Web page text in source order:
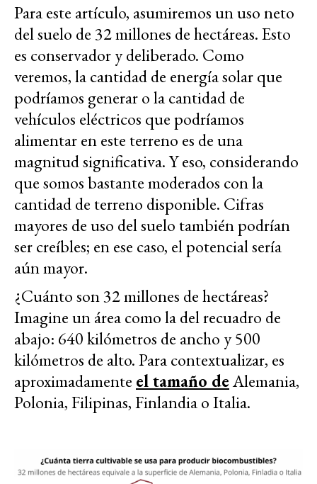
Para este artículo, asumiremos un uso neto
del suelo de 32 millones de hectáreas. Esto
es conservador y deliberado. Como
veremos, la cantidad de energía solar que
podríamos generar o la cantidad de
vehículos eléctricos que podríamos
alimentar en este terreno es de una
magnitud significativa. Y eso, considerando
que somos bastante moderados con la
cantidad de terreno disponible. Cifras
mayores de uso del suelo también podrían
ser creíbles; en ese caso, el potencial sería
aún mayor.
¿Cuánto son 32 millones de hectáreas?
Imagine un área como la del recuadro de
abajo: 640 kilómetros de ancho y 500
kilómetros de alto. Para contextualizar, es
aproximadamente el tamaño deAlemania,
Polonia, Filipinas, Finlandia o Italia.